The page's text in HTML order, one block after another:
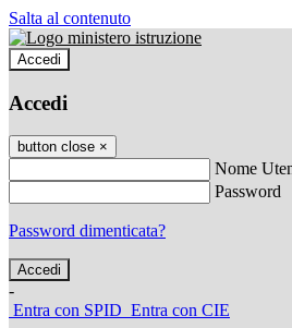
Salta al contenuto
Accedi
Accedi
button close ×
Nome
Password
Password dimenticata?
-
Entra con SPID Entra con CIE